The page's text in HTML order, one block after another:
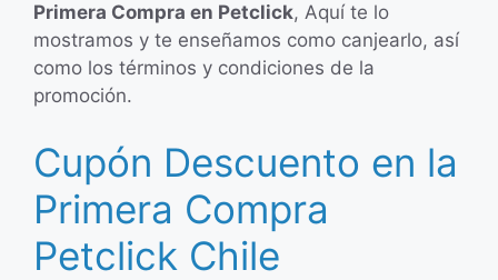
Primera Compra en Petclick, Aquí te lo
mostramos y te enseñamos como canjearlo, así
como los términos y condiciones de la
promoción.
Cupón Descuento en la
Primera Compra
Petclick Chile